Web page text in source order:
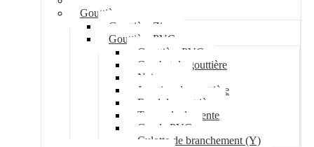
Gouttière
Gouttière Zinc
Gouttière PVC
Gouttière PVC
Crochet de gouttière
Naissance
Jonction de gouttière
Fond de gouttière
Tuyau de descente
Coude PVC
Culotte de branchement (Y)